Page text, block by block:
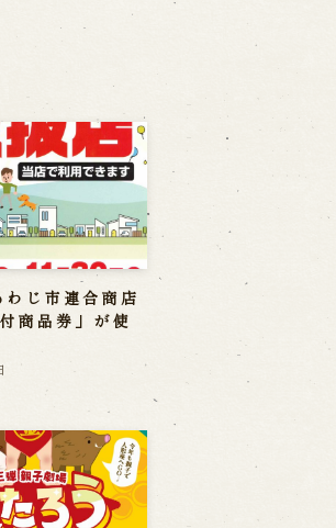
わじ市連合商店
商品券」が使